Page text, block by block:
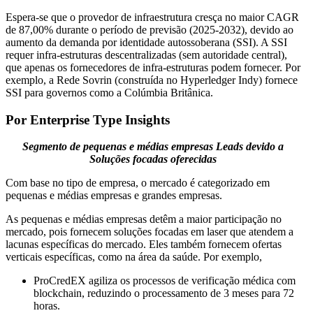
Espera-se que o provedor de infraestrutura cresça no maior CAGR
de 87,00% durante o período de previsão (2025-2032), devido ao
aumento da demanda por identidade autossoberana (SSI). A SSI
requer infra-estruturas descentralizadas (sem autoridade central),
que apenas os fornecedores de infra-estruturas podem fornecer. Por
exemplo, a Rede Sovrin (construída no Hyperledger Indy) fornece
SSI para governos como a Colúmbia Britânica.
Por Enterprise Type Insights
Segmento de pequenas e médias empresas Leads devido a
Soluções focadas oferecidas
Com base no tipo de empresa, o mercado é categorizado em
pequenas e médias empresas e grandes empresas.
As pequenas e médias empresas detêm a maior participação no
mercado, pois fornecem soluções focadas em laser que atendem a
lacunas específicas do mercado. Eles também fornecem ofertas
verticais específicas, como na área da saúde. Por exemplo,
ProCredEX agiliza os processos de verificação médica com
blockchain, reduzindo o processamento de 3 meses para 72
horas.